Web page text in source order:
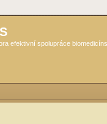
efektivní spolupráce